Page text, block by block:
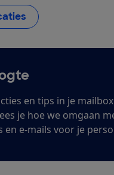
en tips in je
je hoe we omgaan
en e-mails voor je